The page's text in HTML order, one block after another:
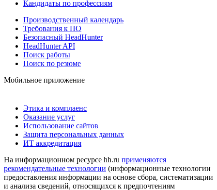
Кандидаты по профессиям
Производственный календарь
Требования к ПО
Безопасный HeadHunter
HeadHunter API
Поиск работы
Поиск по резюме
Мобильное приложение
Этика и комплаенс
Оказание услуг
Использование сайтов
Защита персональных данных
ИТ аккредитация
На информационном ресурсе hh.ru применяются
рекомендательные технологии (информационные технологии
предоставления информации на основе сбора, систематизации
и анализа сведений, относящихся к предпочтениям